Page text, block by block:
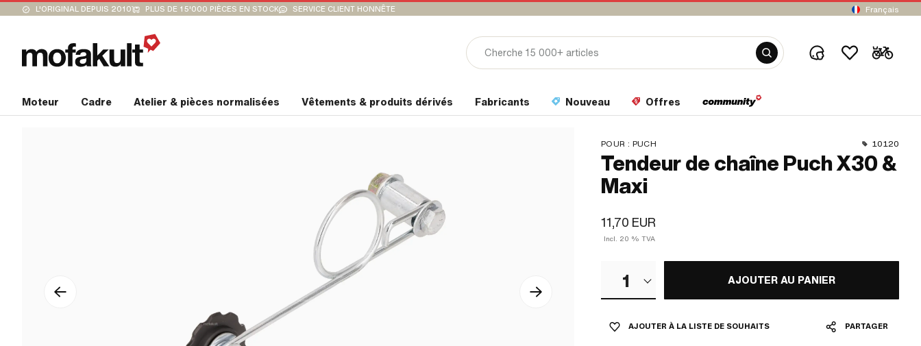
L'ORIGINAL DEPUIS 2010 PLUS DE 15'000 PIÈCES EN STOCK SERVICE CLIENT HONNÊTE Français
Moteur Cadre Atelier & pièces normalisées Vêtements & produits dérivés Fabricants Nouveau Offres
POUR : PUCH 10120
Tendeur de chaîne Puch X30 &
Maxi
11,70 EUR
Incl. 20 % TVA
1 AJOUTER AU PANIER
AJOUTER À LA LISTE DE SOUHAITS PARTAGER